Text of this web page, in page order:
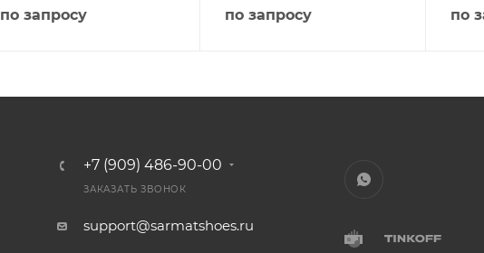
по запросу по запросу по
+7 (909) 486-90-00
ЗАКАЗАТЬ ЗВОНОК
support@sarmatshoes.ru